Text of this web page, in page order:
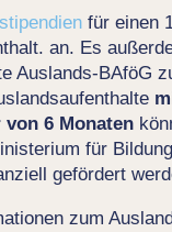
für einen
an. Es
Auslands-BAföG
6 Monaten
für
gefördert
zum